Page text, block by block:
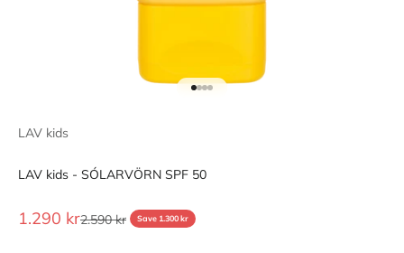
LAV kids
LAV kids - SÓLARVÖRN SPF 50
Sale price
1.290 krRegular price
2.590 kr Save 1.300 kr